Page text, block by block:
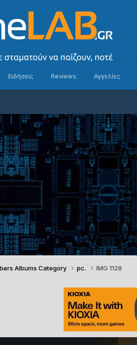
Ειδήσεις Reviews Αγγελίες
Albums Category pc. IMG 1128